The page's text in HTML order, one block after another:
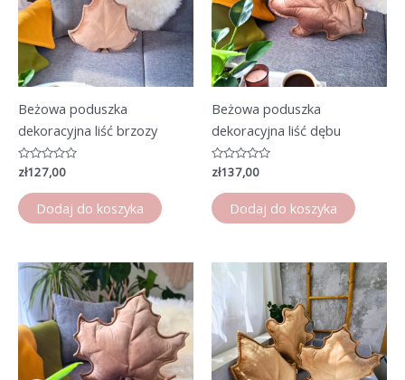
Beżowa poduszka
dekoracyjna liść brzozy
Oceniono
0
na
5
zł127,00
Dodaj do koszyka
Beżowa poduszka
dekoracyjna liść dębu
Oceniono
0
na
5
zł137,00
Dodaj do koszyka